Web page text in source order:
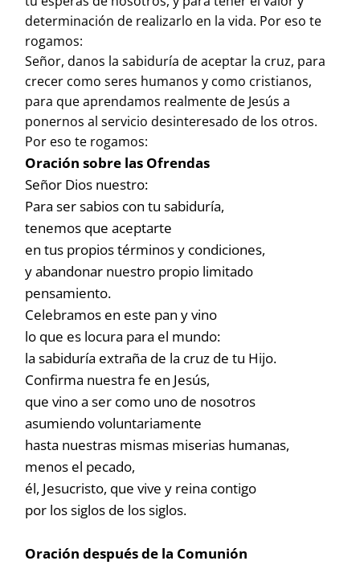
determinación de realizarlo en la vida. Por eso te
rogamos:
Señor, danos la sabiduría de aceptar la cruz, para
crecer como seres humanos y como cristianos,
para que aprendamos realmente de Jesús a
ponernos al servicio desinteresado de los otros.
Por eso te rogamos:
Oración sobre las Ofrendas
Señor Dios nuestro:
Para ser sabios con tu sabiduría,
tenemos que aceptarte
en tus propios términos y condiciones,
y abandonar nuestro propio limitado
pensamiento.
Celebramos en este pan y vino
lo que es locura para el mundo:
la sabiduría extraña de la cruz de tu Hijo.
Confirma nuestra fe en Jesús,
que vino a ser como uno de nosotros
asumiendo voluntariamente
hasta nuestras mismas miserias humanas,
menos el pecado,
él, Jesucristo, que vive y reina contigo
por los siglos de los siglos.
Oración después de la Comunión